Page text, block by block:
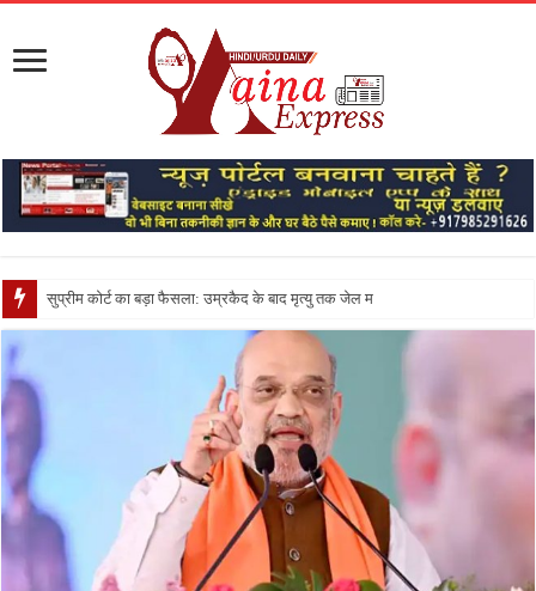
सुप्रीम कोर्ट का बड़ा फैसला: उम्रकैद के बाद मृत्यु तक जेल में रखने की सजा संविधान